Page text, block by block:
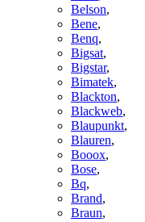
Belson,
Bene,
Benq,
Bigsat,
Bigstar,
Bimatek,
Blackton,
Blackweb,
Blaupunkt,
Blauren,
Booox,
Bose,
Bq,
Brand,
Braun,